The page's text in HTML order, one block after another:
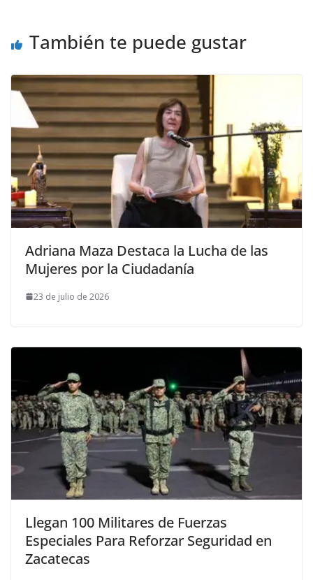
También te puede gustar
Adriana Maza Destaca la Lucha de las
Mujeres por la Ciudadanía
23 de julio de 2026
Llegan 100 Militares de Fuerzas
Especiales Para Reforzar Seguridad en
Zacatecas